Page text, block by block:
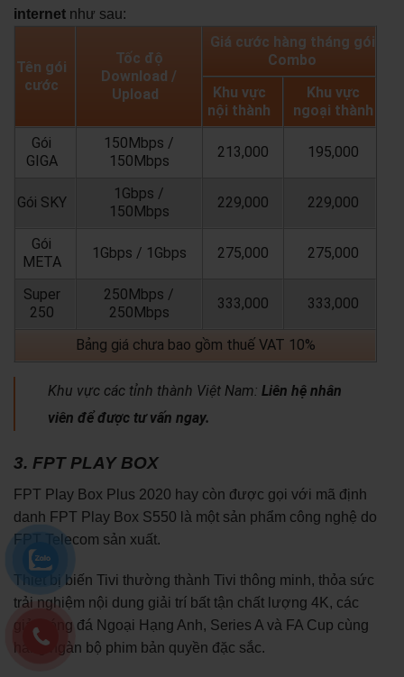
internet như sau:
Tên gói
cước
Tốc độ
Download /
Upload
Giá cước hàng tháng gói
Combo
Khu vực
nội thành
Khu vực
ngoại thành
Gói
GIGA
150Mbps /
150Mbps
213,000 195,000
Gói SKY
1Gbps /
150Mbps
229,000 229,000
Gói
META
1Gbps / 1Gbps 275,000 275,000
Super
250
250Mbps /
250Mbps
333,000 333,000
Bảng giá chưa bao gồm thuế VAT 10%
Khu vực các tỉnh thành Việt Nam: Liên hệ nhân
viên để được tư vấn ngay.
3. FPT PLAY BOX
FPT Play Box Plus 2020 hay còn được gọi với mã định
danh FPT Play Box S550 là một sản phẩm công nghệ do
FPT Telecom sản xuất.
Thiết bị biến Tivi thường thành Tivi thông minh, thỏa sức
trải nghiệm nội dung giải trí bất tận chất lượng 4K, các
giải bóng đá Ngoại Hạng Anh, Series A và FA Cup cùng
hàng ngàn bộ phim bản quyền đặc sắc.